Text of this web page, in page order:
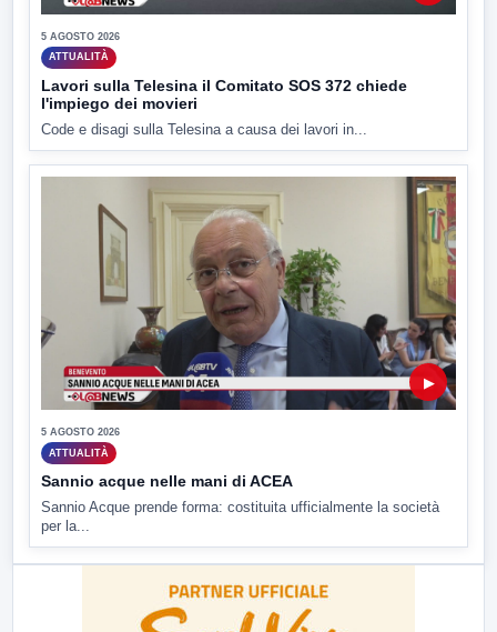
5 AGOSTO 2026
ATTUALITÀ
Lavori sulla Telesina il Comitato SOS 372 chiede
l'impiego dei movieri
Code e disagi sulla Telesina a causa dei lavori in...
▶
5 AGOSTO 2026
ATTUALITÀ
Sannio acque nelle mani di ACEA
Sannio Acque prende forma: costituita ufficialmente la società
per la...